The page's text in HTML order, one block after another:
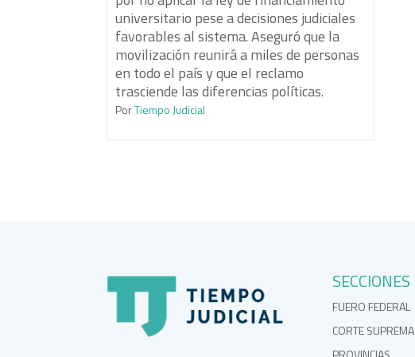
universitario pese a decisiones judiciales
favorables al sistema. Aseguró que la
movilización reunirá a miles de personas
en todo el país y que el reclamo
trasciende las diferencias políticas.
PorTiempo Judicial
SECCIONES
FUERO FEDERAL
CORTE SUPREMA